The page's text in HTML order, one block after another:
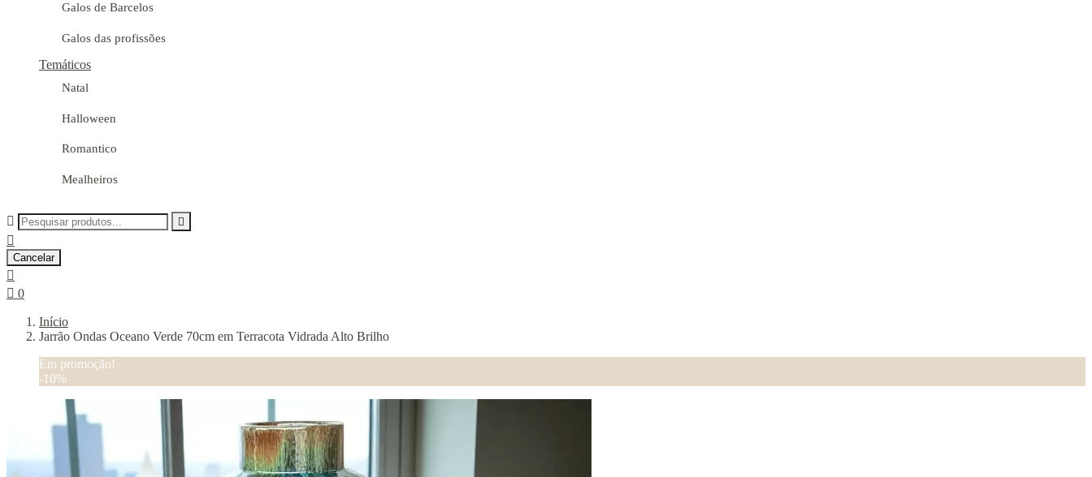
Galos de Barcelos
Galos das profissões
Temáticos
Natal
Halloween
Romantico
Mealheiros
 

Cancelar

 0
Início
Jarrão Ondas Oceano Verde 70cm em Terracota Vidrada Alto Brilho
Em promoção!
-10%